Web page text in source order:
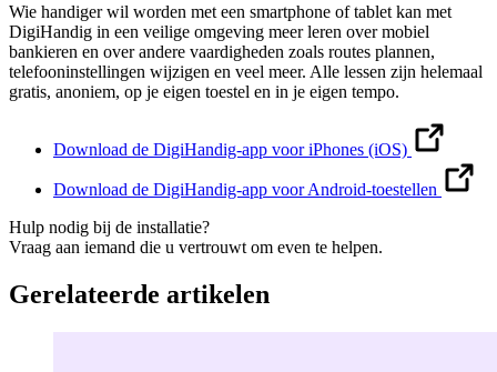
Wie handiger wil worden met een smartphone of tablet kan met
DigiHandig in een veilige omgeving meer leren over mobiel
bankieren en over andere vaardigheden zoals routes plannen,
telefooninstellingen wijzigen en veel meer. Alle lessen zijn helemaal
gratis, anoniem, op je eigen toestel en in je eigen tempo.
Download de DigiHandig-app voor iPhones (iOS)
Download de DigiHandig-app voor Android-toestellen
Hulp nodig bij de installatie?
Vraag aan iemand die u vertrouwt om even te helpen.
Gerelateerde artikelen